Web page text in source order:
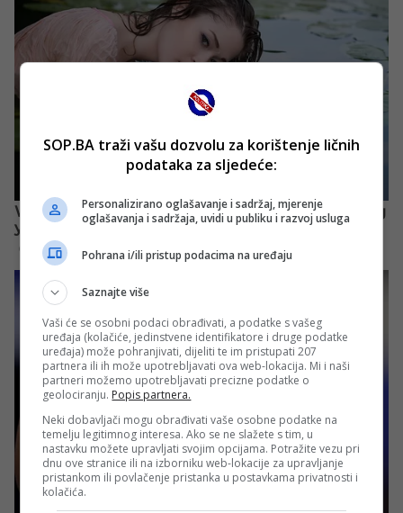
SOP.BA traži vašu dozvolu za korištenje ličnih
podataka za sljedeće:
Personalizirano oglašavanje i sadržaj, mjerenje
oglašavanja i sadržaja, uvidi u publiku i razvoj usluga
Pohrana i/ili pristup podacima na uređaju
Saznajte više
Vaši će se osobni podaci obrađivati, a podatke s vašeg
uređaja (kolačiće, jedinstvene identifikatore i druge podatke
uređaja) može pohranjivati, dijeliti te im pristupati 207
partnera ili ih može upotrebljavati ova web-lokacija. Mi i naši
partneri možemo upotrebljavati precizne podatke o
geolociranju. Popis partnera.
Neki dobavljači mogu obrađivati vaše osobne podatke na
temelju legitimnog interesa. Ako se ne slažete s tim, u
nastavku možete upravljati svojim opcijama. Potražite vezu pri
dnu ove stranice ili na izborniku web-lokacije za upravljanje
pristankom ili povlačenje pristanka u postavkama privatnosti i
kolačića.